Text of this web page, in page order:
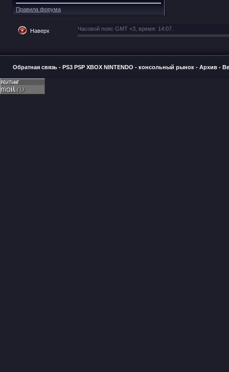
Правила форума
Наверх Часовой пояс GMT +3, время: 14:07
Обратная связь - PS3 PSP XBOX NINTENDO - консольный рынок - Архив -